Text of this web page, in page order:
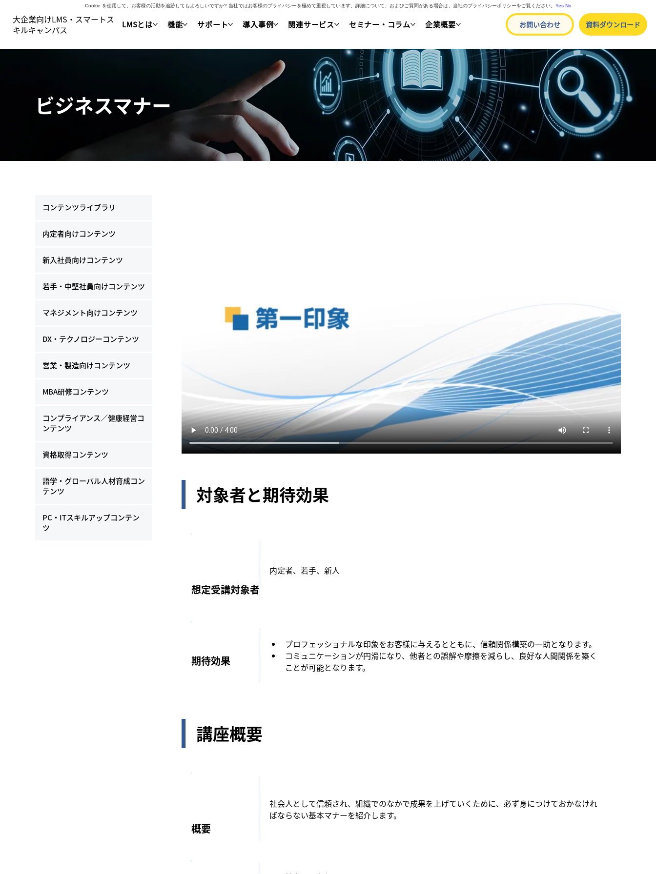
大企業向けLMS・スマートス
キルキャンパス
LMSとは 機能 サポート 導入事例 関連サービス セミナー・コラム 企業概要 お問い合わせ 資料ダウンロード
ビジネスマナー
コンテンツライブラリ
内定者向けコンテンツ
新入社員向けコンテンツ
若手・中堅社員向けコンテンツ
マネジメント向けコンテンツ
DX・テクノロジーコンテンツ
営業・製造向けコンテンツ
MBA研修コンテンツ
コンプライアンス／健康経営コ
ンテンツ
資格取得コンテンツ
語学・グローバル人材育成コン
テンツ
PC・ITスキルアップコンテン
ツ
想定受講対象者
内定者、若手、新人
期待効果
プロフェッショナルな印象をお客様に与えるとともに、信頼関係構築の一助となります。
コミュニケーションが円滑になり、他者との誤解や摩擦を減らし、良好な人間関係を築く
ことが可能となります。
対象者と期待効果
講座概要
概要
社会人として信頼され、組織でのなかで成果を上げていくために、必ず身につけておかなけれ
ばならない基本マナーを紹介します。
Cookie を使用して、お客様の活動を追跡してもよろしいですか? 当社ではお客様のプライバシーを極めて重視しています。詳細について、およびご質問がある場合は、当社のプライバシーポリシーをご覧ください。 Yes No